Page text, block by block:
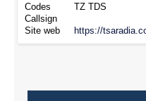
Codes
TZ TDS
Callsign
Site web
https://